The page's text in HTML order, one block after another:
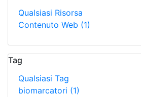
Qualsiasi Risorsa
Contenuto Web (1)
Tag
Qualsiasi Tag
biomarcatori (1)